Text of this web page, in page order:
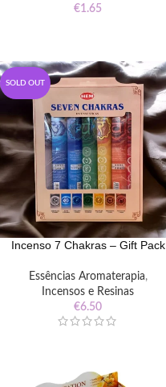
€1.65
SOLD OUT
Incenso 7 Chakras – Gift Pack
Essências Aromaterapia,
Incensos e Resinas
€6.50